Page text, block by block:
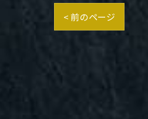
< 前のページ